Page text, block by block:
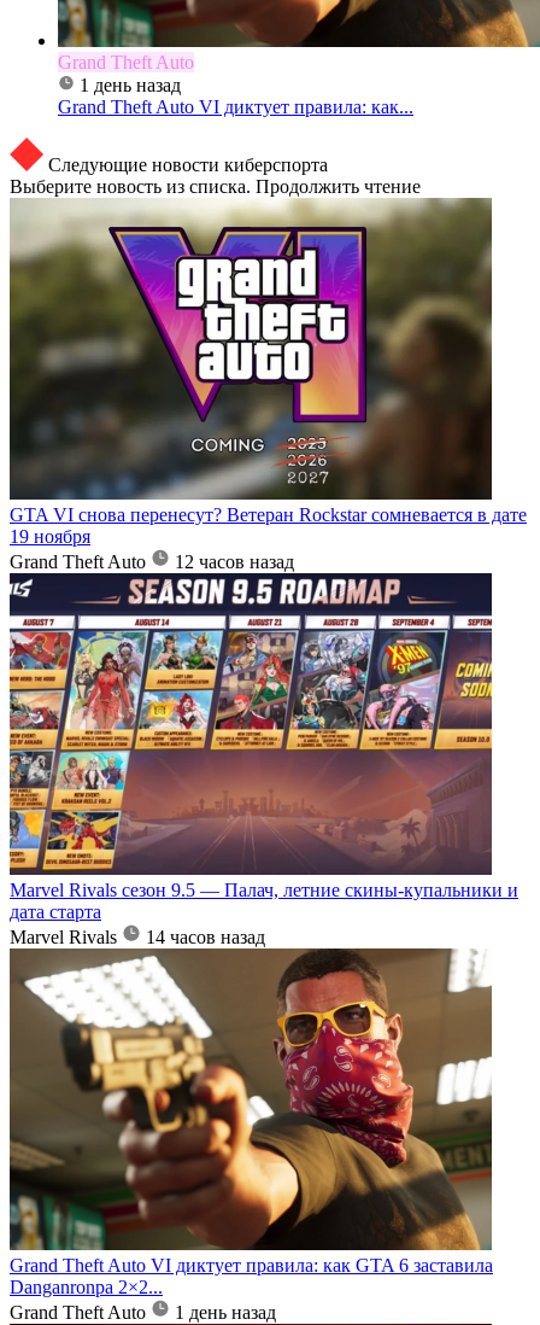
Grand Theft Auto
1 день назад
Grand Theft Auto VI диктует правила: как...
Следующие новости киберспорта
Выберите новость из списка. Продолжить чтение
GTA VI снова перенесут? Ветеран Rockstar сомневается в дате
19 ноября
Grand Theft Auto
12 часов назад
Marvel Rivals сезон 9.5 — Палач, летние скины-купальники и
дата старта
Marvel Rivals
14 часов назад
Grand Theft Auto VI диктует правила: как GTA 6 заставила
Danganronpa 2×2...
Grand Theft Auto
1 день назад